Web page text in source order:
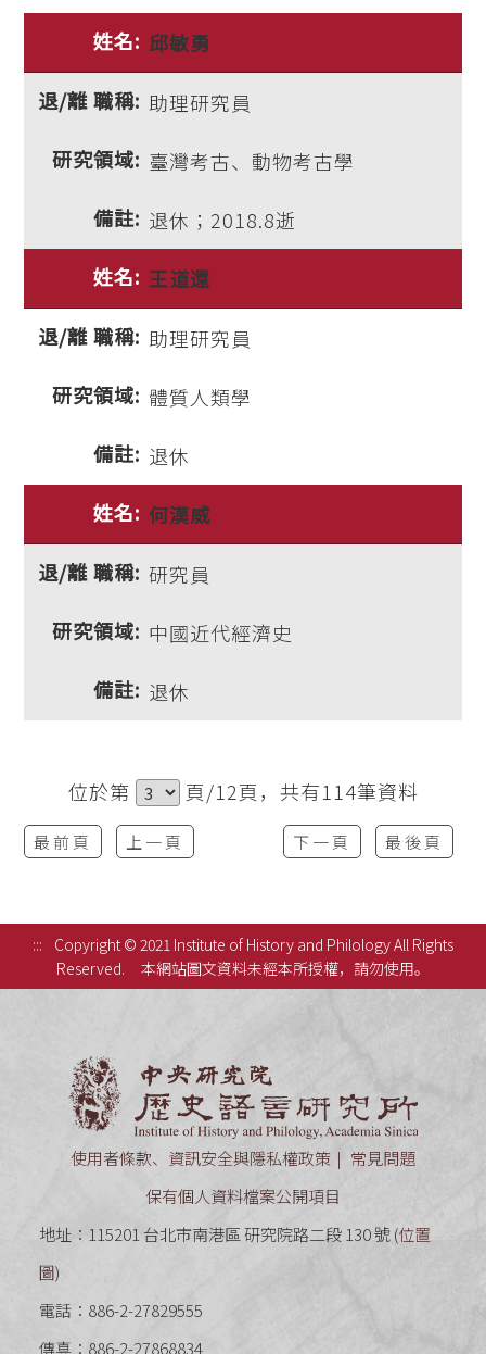
邱敏勇
助理研究員
臺灣考古、動物考古學
退休；2018.8逝
王道還
助理研究員
體質人類學
退休
何漢威
研究員
中國近代經濟史
退休
位於第 頁/12頁，共有114筆資料
最前頁 上一頁 下一頁 最後頁
:::
Copyright © 2021 Institute of History and Philology All Rights
Reserved.
本網站圖文資料未經本所授權，請勿使用。
使用者條款、資訊安全與隱私權政策
常見問題
保有個人資料檔案公開項目
地址：115201 台北市南港區 研究院路二段 130 號 (位置
圖)
電話：886-2-27829555
傳真：886-2-27868834